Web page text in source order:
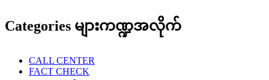
Categories များကဏ္ဍအလိုက်
CALL CENTER
FACT CHECK